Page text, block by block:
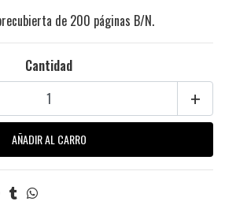
de 200 páginas B/N.
Cantidad
+